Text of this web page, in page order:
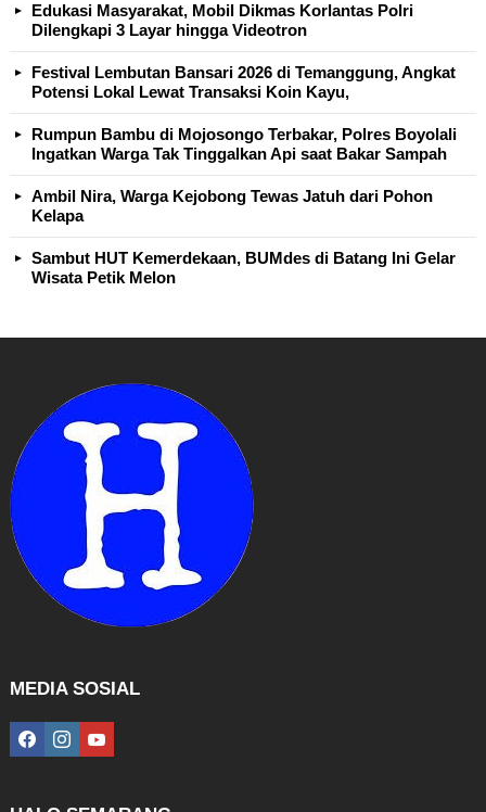
Edukasi Masyarakat, Mobil Dikmas Korlantas Polri
Dilengkapi 3 Layar hingga Videotron
Festival Lembutan Bansari 2026 di Temanggung, Angkat
Potensi Lokal Lewat Transaksi Koin Kayu,
Rumpun Bambu di Mojosongo Terbakar, Polres Boyolali
Ingatkan Warga Tak Tinggalkan Api saat Bakar Sampah
Ambil Nira, Warga Kejobong Tewas Jatuh dari Pohon
Kelapa
Sambut HUT Kemerdekaan, BUMdes di Batang Ini Gelar
Wisata Petik Melon
MEDIA SOSIAL
facebookinstagramyoutube